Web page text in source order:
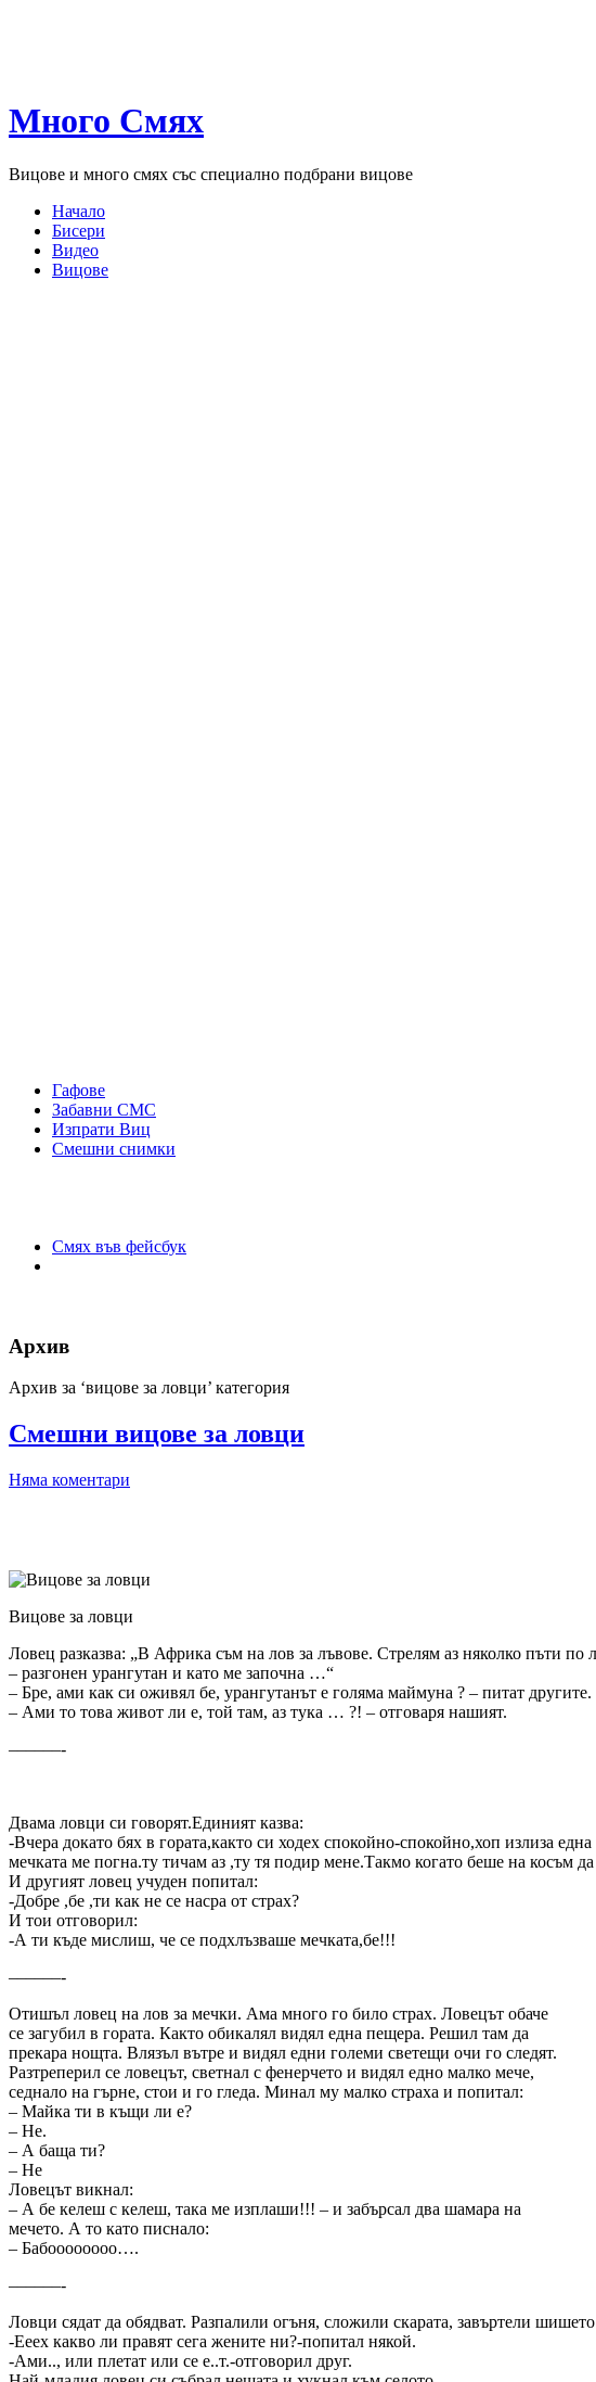
Много Смях
Вицове и много смях със специално подбрани вицове
Начало
Бисери
Видео
Вицове
Гафове
Забавни СМС
Изпрати Виц
Смешни снимки
Смях във фейсбук
Архив
Архив за ‘вицове за ловци’ категория
Смешни вицове за ловци
Няма коментари
Вицове за ловци
Ловец разказва: „В Африка съм на лов за лъвове. Стрелям аз няколко пъти
– разгонен урангутан и като ме започна …“
– Бре, ами как си оживял бе, урангутанът е голяма маймуна ? – питат другите.
– Ами то това живот ли е, той там, аз тука … ?! – отговаря нашият.
––––––-
Двама ловци си говорят.Единият казва:
-Вчера докато бях в гората,както си ходех спокойно-спокойно,хоп излиза
мечката ме погна.ту тичам аз ,ту тя подир мене.Такмо когато беше на косъм
И другият ловец учуден попитал:
-Добре ,бе ,ти как не се насра от страх?
И тои отговорил:
-А ти къде мислиш, че се подхлъзваше мечката,бе!!!
––––––-
Отишъл ловец на лов за мечки. Ама много го било страх. Ловецът обаче
се загубил в гората. Както обикалял видял една пещера. Решил там да
прекара нощта. Влязъл вътре и видял едни големи светещи очи го следят.
Разтреперил се ловецът, светнал с фенерчето и видял едно малко мече,
седнало на гърне, стои и го гледа. Минал му малко страха и попитал:
– Майка ти в къщи ли е?
– Не.
– А баща ти?
– Не
Ловецът викнал:
– А бе келеш с келеш, така ме изплаши!!! – и забърсал два шамара на
мечето. А то като писнало:
– Бабоооооооо….
––––––-
Ловци сядат да обядват. Разпалили огъня, сложили скарата, завъртели
-Ееех какво ли правят сега жените ни?-попитал някой.
-Ами.., или плетат или се е..т.-отговорил друг.